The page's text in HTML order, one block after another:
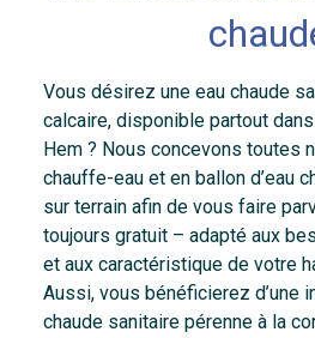
Vous désirez une eau chaude
calcaire, disponible partout
Hem ? Nous concevons toutes
chauffe-eau et en ballon d’eau
sur terrain afin de vous faire
toujours gratuit – adapté aux
et aux caractéristique de votre
Aussi, vous bénéficierez d’une
chaude sanitaire pérenne à la